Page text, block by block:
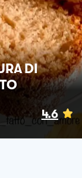
DI
4.6